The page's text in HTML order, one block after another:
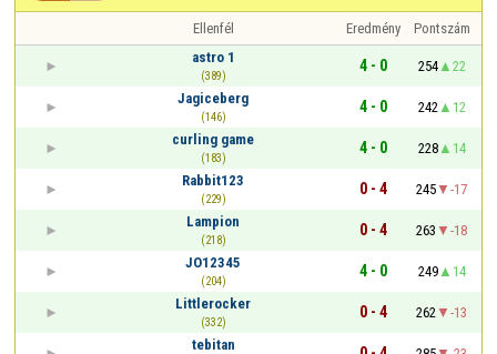
Ellenfél Eredmény
Pontszám
astro 1
(389)
4 - 0 254
22
Jagiceberg
(146)
4 - 0 242
12
curling game
(183)
4 - 0 228
14
Rabbit123
(229)
0 - 4 245
-17
Lampion
(218)
0 - 4 263
-18
JO12345
(204)
4 - 0 249
14
Littlerocker
(332)
0 - 4 262
-13
tebitan